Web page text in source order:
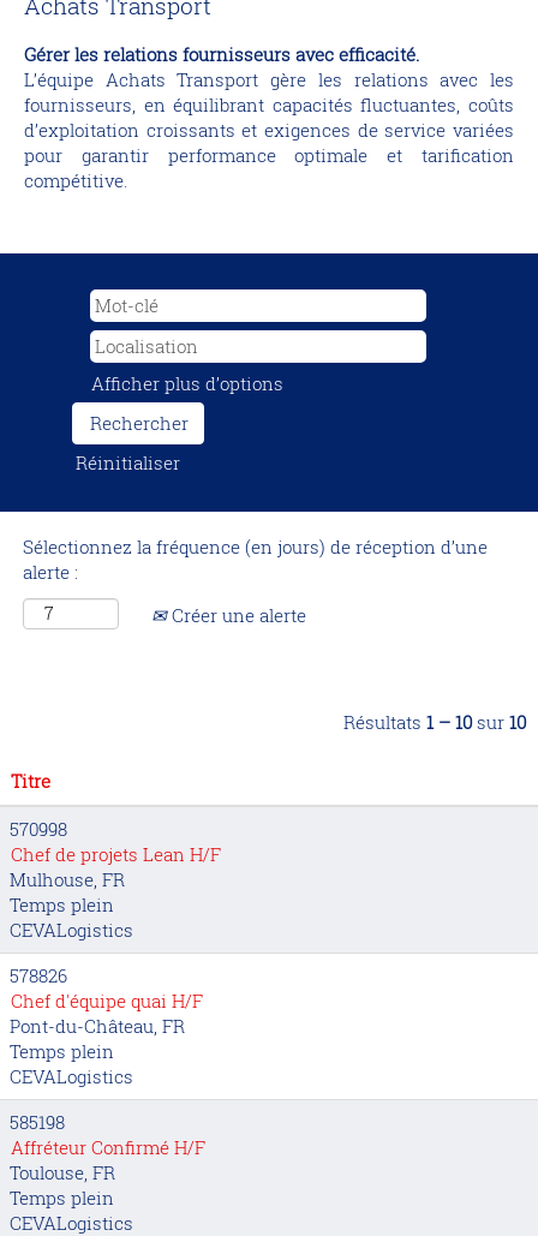
Gérer les relations fournisseurs avec efficacité.
L’équipe Achats Transport gère les relations avec les
fournisseurs, en équilibrant capacités fluctuantes, coûts
d’exploitation croissants et exigences de service variées
pour garantir performance optimale et tarification
compétitive.
Afficher plus d’options
Réinitialiser
Sélectionnez la fréquence (en jours) de réception d’une
alerte :
Créer une alerte
Résultats 1 – 10sur 10
Titre
570998
Chef de projets Lean H/F
Mulhouse, FR
Temps plein
CEVALogistics
578826
Chef d'équipe quai H/F
Pont-du-Château, FR
Temps plein
CEVALogistics
585198
Affréteur Confirmé H/F
Toulouse, FR
Temps plein
CEVALogistics